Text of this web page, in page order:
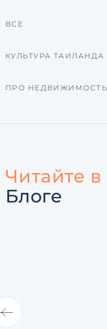
ВСЕ
КУЛЬТУРА ТАИЛАНДА
ПРО НЕДВИЖИМОСТЬ
Читайте в
Блоге